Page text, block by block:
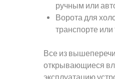
ручным или
Ворота для
транспорте
Все из
открывающиеся